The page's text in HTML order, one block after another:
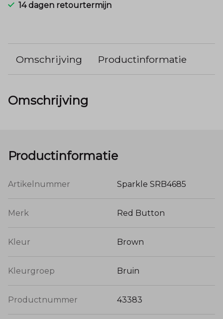
14 dagen retourtermijn
Omschrijving Productinformatie
Omschrijving
Productinformatie
Artikelnummer Sparkle SRB4685
Merk Red Button
Kleur Brown
Kleurgroep Bruin
Productnummer 43383